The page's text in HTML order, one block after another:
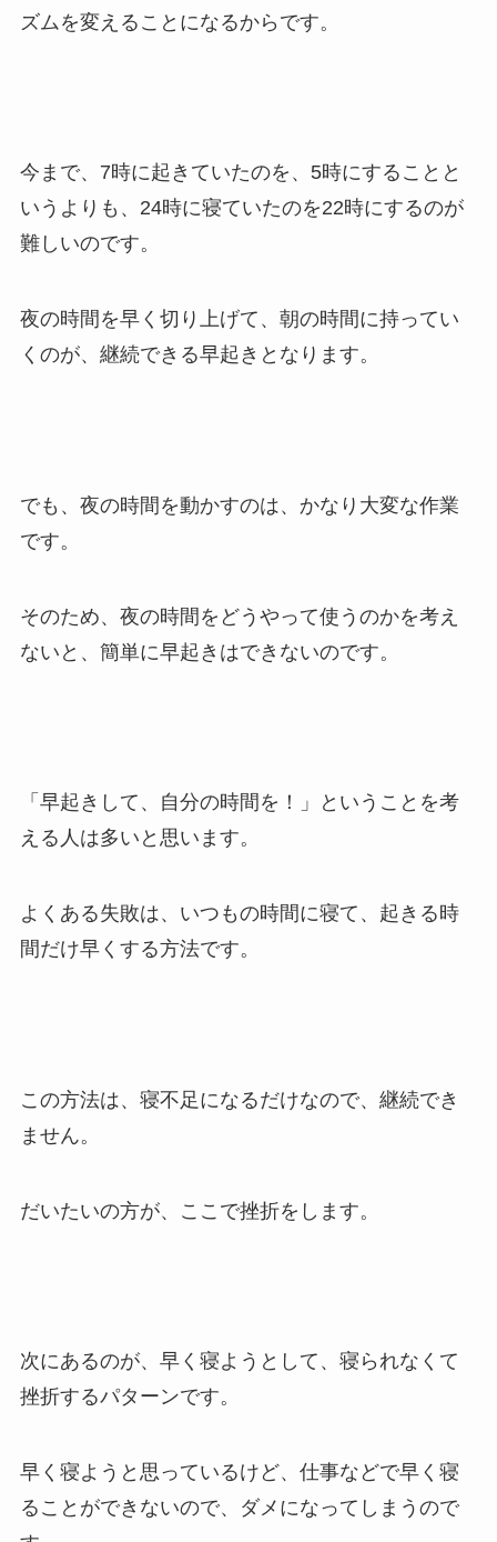
ズムを変えることになるからです。
今まで、7時に起きていたのを、5時にすることと
いうよりも、24時に寝ていたのを22時にするのが
難しいのです。
夜の時間を早く切り上げて、朝の時間に持ってい
くのが、継続できる早起きとなります。
でも、夜の時間を動かすのは、かなり大変な作業
です。
そのため、夜の時間をどうやって使うのかを考え
ないと、簡単に早起きはできないのです。
「早起きして、自分の時間を！」ということを考
える人は多いと思います。
よくある失敗は、いつもの時間に寝て、起きる時
間だけ早くする方法です。
この方法は、寝不足になるだけなので、継続でき
ません。
だいたいの方が、ここで挫折をします。
次にあるのが、早く寝ようとして、寝られなくて
挫折するパターンです。
早く寝ようと思っているけど、仕事などで早く寝
ることができないので、ダメになってしまうので